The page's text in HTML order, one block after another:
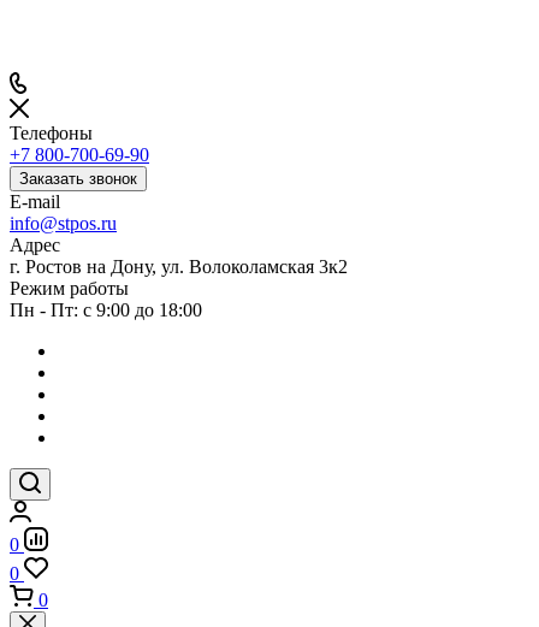
Телефоны
+7 800-700-69-90
Заказать звонок
E-mail
info@stpos.ru
Адрес
г. Ростов на Дону, ул. Волоколамская 3к2
Режим работы
Пн - Пт: с 9:00 до 18:00
0
0
0